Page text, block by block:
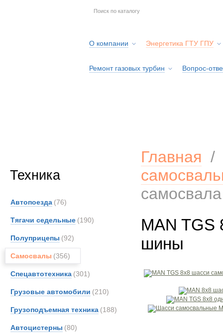
О компании Энергетика ГТУ ГПУ
Ремонт газовых турбин Вопрос-
Техника
Автопоезда (76)
Тягачи седельные (190)
Полуприцепы (92)
Самосвалы (356)
Спецавтотехника (301)
Грузовые автомобили (210)
Грузоподъемная техника (188)
Автоцистерны (80)
Главная
MAN TGS
шины